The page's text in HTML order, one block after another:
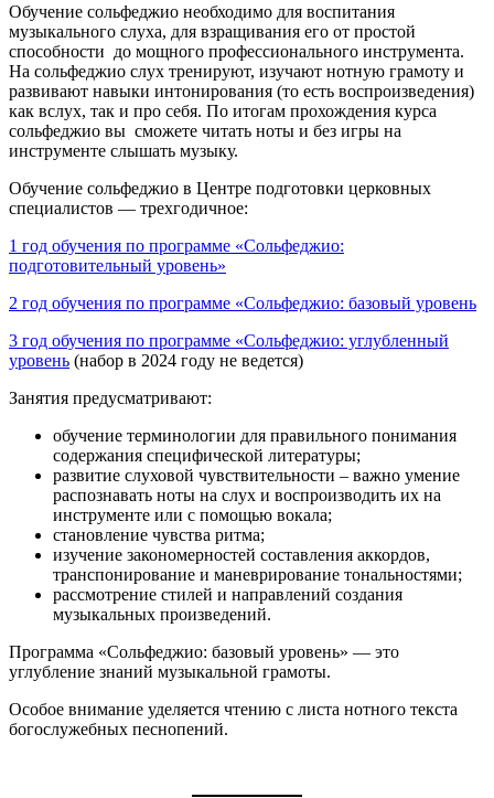
Обучение сольфеджио необходимо для воспитания
музыкального слуха, для взращивания его от простой
способности до мощного профессионального инструмента.
На сольфеджио слух тренируют, изучают нотную грамоту и
развивают навыки интонирования (то есть воспроизведения)
как вслух, так и про себя. По итогам прохождения курса
сольфеджио вы сможете читать ноты и без игры на
инструменте слышать музыку.
Обучение сольфеджио в Центре подготовки церковных
специалистов — трехгодичное:
1 год обучения по программе «Сольфеджио:
подготовительный уровень»
2 год обучения по программе «Сольфеджио: базовый уровень
3 год обучения по программе «Сольфеджио: углубленный
уровень (набор в 2024 году не ведется)
Занятия предусматривают:
обучение терминологии для правильного понимания
содержания специфической литературы;
развитие слуховой чувствительности – важно умение
распознавать ноты на слух и воспроизводить их на
инструменте или с помощью вокала;
становление чувства ритма;
изучение закономерностей составления аккордов,
транспонирование и маневрирование тональностями;
рассмотрение стилей и направлений создания
музыкальных произведений.
Программа «Сольфеджио: базовый уровень» — это
углубление знаний музыкальной грамоты.
Особое внимание уделяется чтению с листа нотного текста
богослужебных песнопений.